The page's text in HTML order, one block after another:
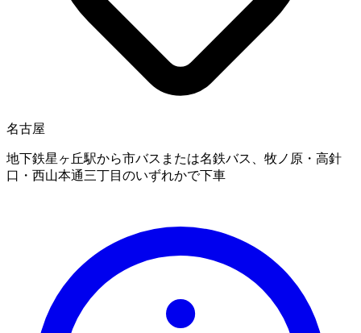
名古屋
地下鉄星ヶ丘駅から市バスまたは名鉄バス、牧ノ原・高針
口・西山本通三丁目のいずれかで下車